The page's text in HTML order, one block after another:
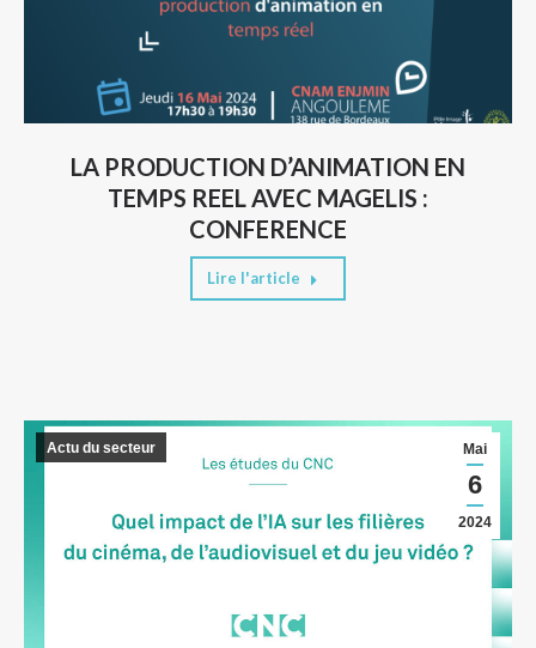
LA PRODUCTION D’ANIMATION EN
TEMPS REEL AVEC MAGELIS :
CONFERENCE
Lire l'article
Mai
6
2024
Actu du secteur